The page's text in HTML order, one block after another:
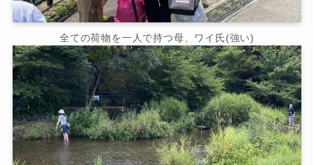
全ての荷物を一人で持つ母、ワイ氏(強い)